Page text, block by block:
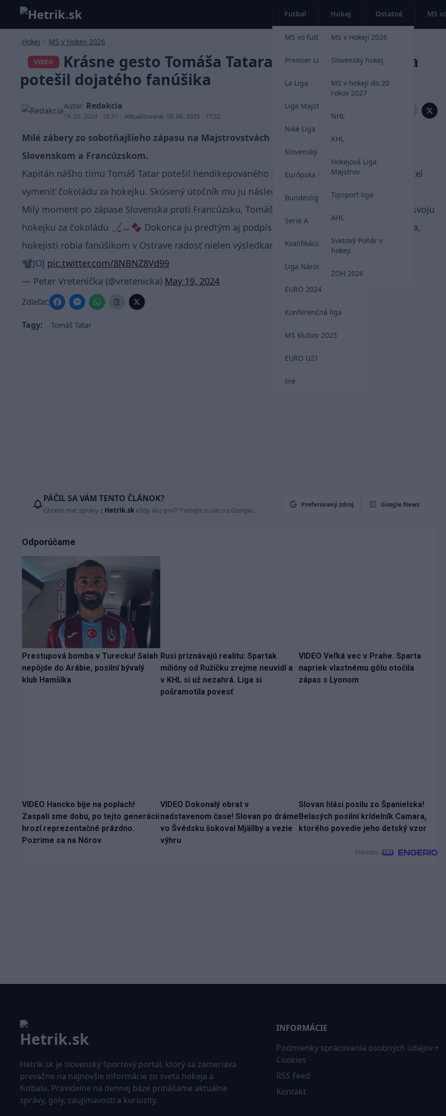
Futbal
MS vo futbale 2026
Premier League
La Liga
Liga Majstrov
Niké Liga
Slovenský futbal
Európska Liga
Bundesliga
Serie A
Kvalifikácia MS 2026
Liga Národov
EURO 2024
Konferenčná liga
MS klubov 2025
EURO U21
Iné
Hokej
MS v Hokeji 2026
Slovenský hokej
MS v hokeji do 20
rokov 2027
NHL
KHL
Hokejová Liga
Majstrov
Tipsport liga
AHL
Svetový Pohár v
hokeji
ZOH 2026
Ostatné MS
Hokej / MS v Hokeji 2026
VIDEO
Krásne gesto Tomáša Tatara. Kapitán Slovenska
potešil dojatého fanúšika
Autor: Redakcia
19. 05. 2024 - 18:31 Aktualizované: 10. 06. 2025 - 17:32
Zdieľať:
Milé zábery zo sobotňajšieho zápasu na Majstrovstvách sveta v hokeji 2024 medzi
Slovenskom a Francúzskom.
Kapitán nášho tímu Tomáš Tatar potešil hendikepovaného slovenského fanúšika, ktorý si chcel
vymeniť čokoládu za hokejku. Skúsený útočník mu ju následne dokonca podpísal.
Milý moment po zápase Slovenska proti Francúzsku, Tomáš Tatar potešil fanúšika a vymenil svoju
hokejku za čokoládu 🏒↔️🍫 Dokonca ju predtým aj podpísal 🖊️ Krásne gesto nášho kapitána,
hokejisti robia fanúšikom v Ostrave radosť nielen výsledkami 👏
📽️JOJ pic.twitter.com/8NBNZ8Vd99
— Peter Vretenička (@vretenicka) May 19, 2024
Zdieľať:
Tagy: Tomáš Tatar
PÁČIL SA VÁM TENTO ČLÁNOK?
Chcete mať správy z Hetrik.skvždy ako prví? Pridajte si nás na Google.
Preferovaný zdroj Google News
Odporúčame
Prestupová bomba v Turecku! Salah
nepôjde do Arábie, posilní bývalý
klub Hamšíka
Rusi priznávajú realitu: Spartak
milióny od Ružičku zrejme neuvidí a
v KHL si už nezahrá. Liga si
pošramotila povesť
VIDEO Veľká vec v Prahe. Sparta
napriek vlastnému gólu otočila
zápas s Lyonom
VIDEO Hancko bije na poplach!
Zaspali sme dobu, po tejto generácii
hrozí reprezentačné prázdno.
Pozrime sa na Nórov
VIDEO Dokonalý obrat v
nadstavenom čase! Slovan po dráme
vo Švédsku šokoval Mjällby a vezie
výhru
Slovan hlási posilu zo Španielska!
Belasých posilní krídelník Camara,
ktorého povedie jeho detský vzor
Hetrik.sk je slovenský športový portál, ktorý sa zameriava
prevažne na najnovšie informácie zo sveta hokeja a
futbalu. Pravidelne na dennej báze prinášame aktuálne
správy, góly, zaujímavosti a kuriozity.
INFORMÁCIE
Podmienky spracovania osobných údajov +
Cookies
RSS Feed
Kontakt